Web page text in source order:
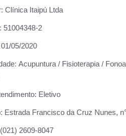
Clínica Itaipú Ltda
51004348-2
01/05/2020
Acupuntura / Fisioterapia /
Eletivo
Estrada Francisco da Cruz Nunes,
(021) 2609-8047